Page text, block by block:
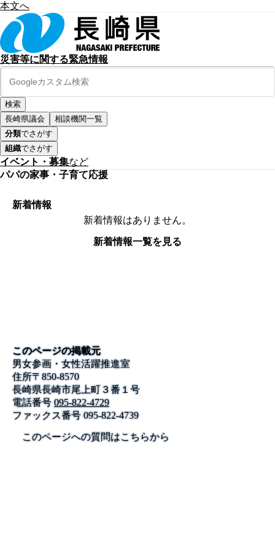
本文へ
災害等に関する緊急情報
長崎県議会
相談機関一覧
分類でさがす
組織でさがす
イベント・募集など
パパの家事・子育て応援
新着情報
新着情報はありません。
新着情報一覧を見る
このページの掲載元
男女参画・女性活躍推進室
住所〒850-8570
長崎県長崎市尾上町３番１号
電話番号 095-822-4729
ファックス番号095-822-4739
このページへの質問はこちらから